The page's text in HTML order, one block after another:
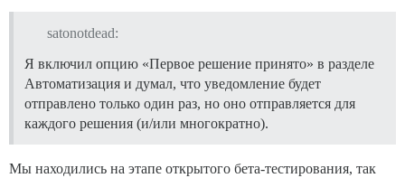
satonotdead:
Я включил опцию «Первое решение принято» в разделе
Автоматизация и думал, что уведомление будет
отправлено только один раз, но оно отправляется для
каждого решения (и/или многократно).
Мы находились на этапе открытого бета-тестирования, так